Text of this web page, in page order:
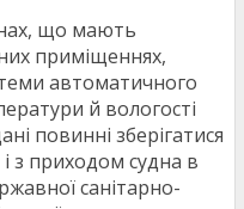
що мають
приміщеннях,
автоматичного
й вологості
повинні зберігатися
з приходом судна в
санітарно-